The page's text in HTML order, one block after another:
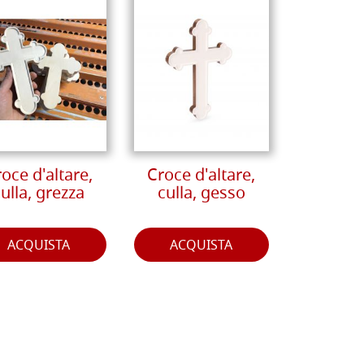
d'altare,
grezza
ACQUISTA
Croce d'altare,
culla, gesso
ACQUISTA